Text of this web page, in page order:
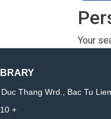
Your
Thang Wrd., Bac Tu
+